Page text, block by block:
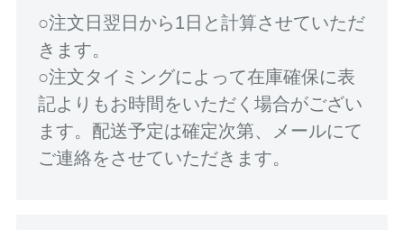
○注文日翌日から1日と計算させていただ
きます。
○注文タイミングによって在庫確保に表
記よりもお時間をいただく場合がござい
ます。配送予定は確定次第、メールにて
ご連絡をさせていただきます。